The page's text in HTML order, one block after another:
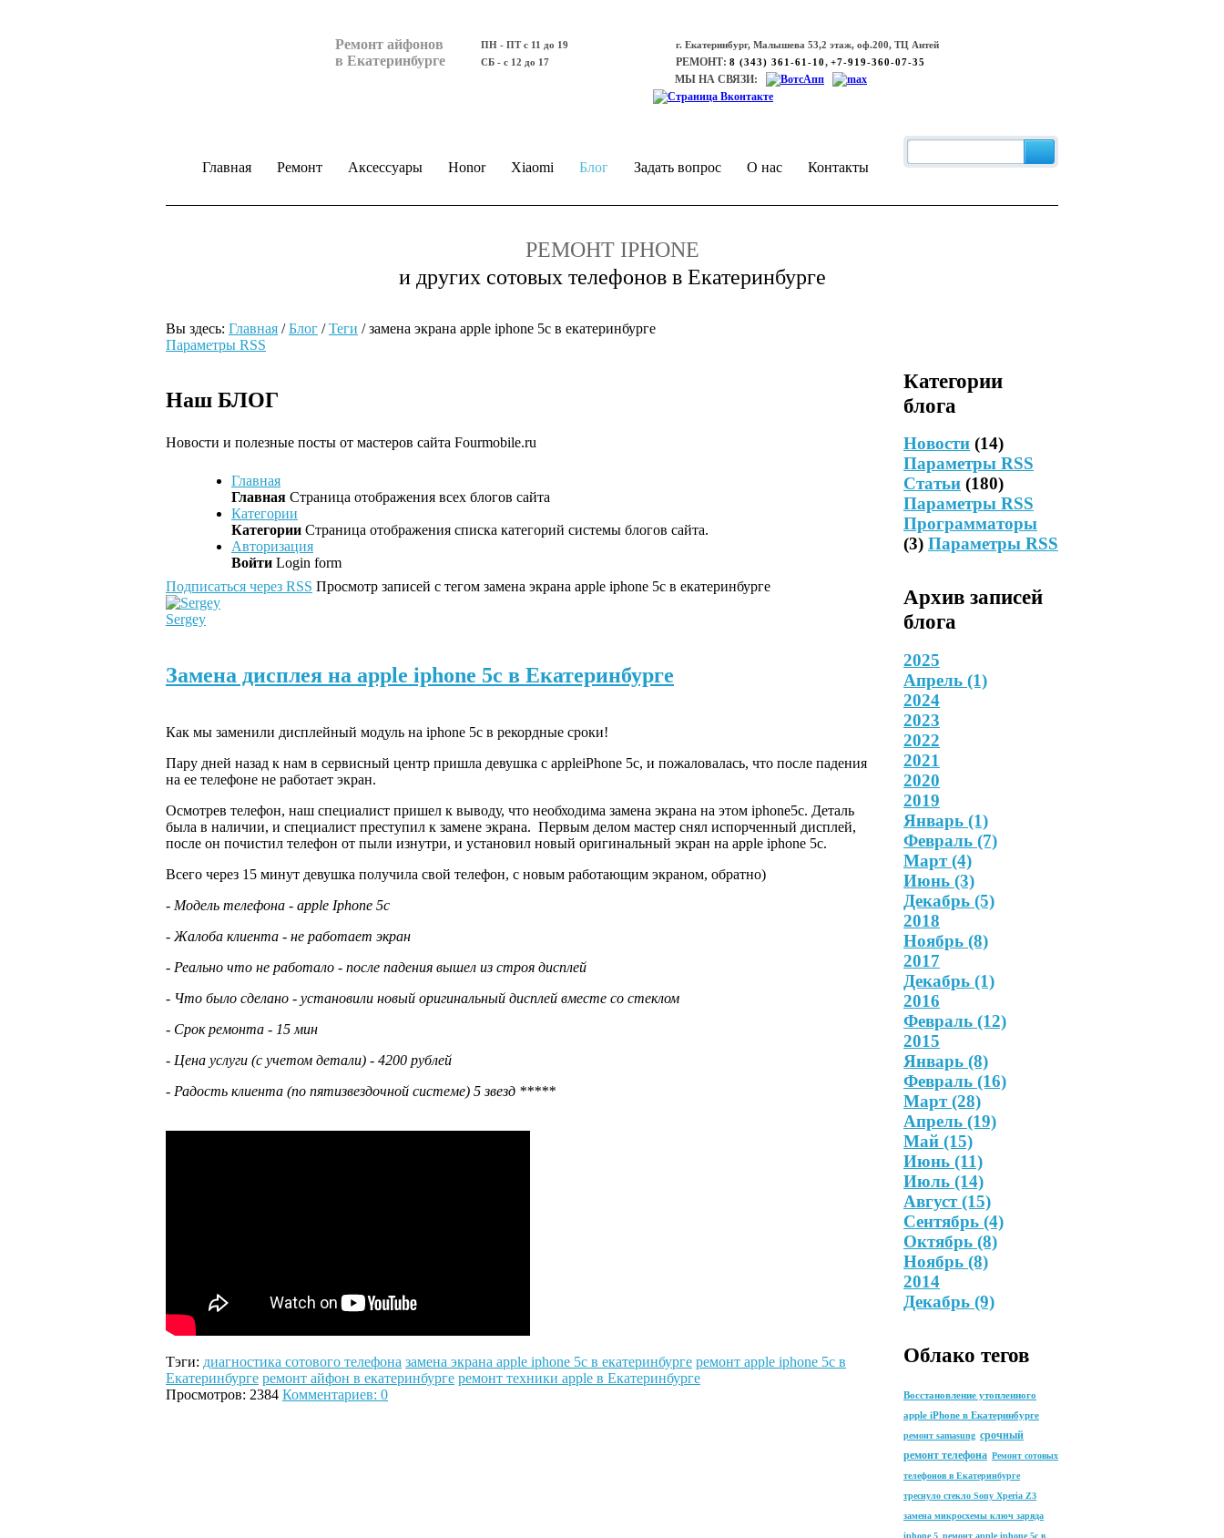
Ремонт айфонов
в Екатеринбурге
ПН - ПТ с 11 до 19
СБ - с 12 до 17
г. Екатеринбург, Малышева 53,2 этаж, оф.200, ТЦ Антей
РЕМОНТ: 8 (343) 361-61-10, +7-919-360-07-35
МЫ НА СВЯЗИ:
Главная Ремонт Аксессуары Honor Xiaomi Блог Задать вопрос О нас Контакты
РЕМОНТ IPHONE
и других сотовых телефонов в Екатеринбурге
Вы здесь: Главная /Блог /Теги /замена экрана apple iphone 5c в екатеринбурге
Параметры RSS
Наш БЛОГ
Новости и полезные посты от мастеров сайта Fourmobile.ru
Главная
Главная Страница отображения всех блогов сайта
Категории
Категории Страница отображения списка категорий системы блогов сайта.
Авторизация
Войти Login form
Подписаться через RSS Просмотр записей с тегом замена экрана apple iphone 5c в екатеринбурге
Sergey
Замена дисплея на apple iphone 5c в Екатеринбурге
Как мы заменили дисплейный модуль на iphone 5c в рекордные сроки!
Пару дней назад к нам в сервисный центр пришла девушка с appleiPhone 5c, и пожаловалась, что после падения
на ее телефоне не работает экран.
Осмотрев телефон, наш специалист пришел к выводу, что необходима замена экрана на этом iphone5c. Деталь
была в наличии, и специалист преступил к замене экрана. Первым делом мастер снял испорченный дисплей,
после он почистил телефон от пыли изнутри, и установил новый оригинальный экран на apple iphone 5c.
Всего через 15 минут девушка получила свой телефон, с новым работающим экраном, обратно)
- Модель телефона - apple Iphone 5c
- Жалоба клиента - не работает экран
- Реально что не работало - после падения вышел из строя дисплей
- Что было сделано - установили новый оригинальный дисплей вместе со стеклом
- Срок ремонта - 15 мин
- Цена услуги (с учетом детали) - 4200 рублей
- Радость клиента (по пятизвездочной системе) 5 звезд *****
Тэги: диагностика сотового телефона замена экрана apple iphone 5c в екатеринбурге ремонт apple iphone 5c в
Екатеринбурге ремонт айфон в екатеринбурге ремонт техники apple в Екатеринбурге
Просмотров: 2384 Комментариев: 0
Категории
блога
Новости (14)
Параметры RSS
Статьи (180)
Параметры RSS
Программаторы
(3) Параметры RSS
Архив записей
блога
2025
Апрель (1)
2024
2023
2022
2021
2020
2019
Январь (1)
Февраль (7)
Март (4)
Июнь (3)
Декабрь (5)
2018
Ноябрь (8)
2017
Декабрь (1)
2016
Февраль (12)
2015
Январь (8)
Февраль (16)
Март (28)
Апрель (19)
Май (15)
Июнь (11)
Июль (14)
Август (15)
Сентябрь (4)
Октябрь (8)
Ноябрь (8)
2014
Декабрь (9)
Облако тегов
Восстановление утопленного
apple iPhone в Екатеринбурге
ремонт samasung срочный
ремонт телефона Ремонт сотовых
телефонов в Екатеринбурге
треснуло стекло Sony Xperia Z3
замена микросхемы ключ заряда